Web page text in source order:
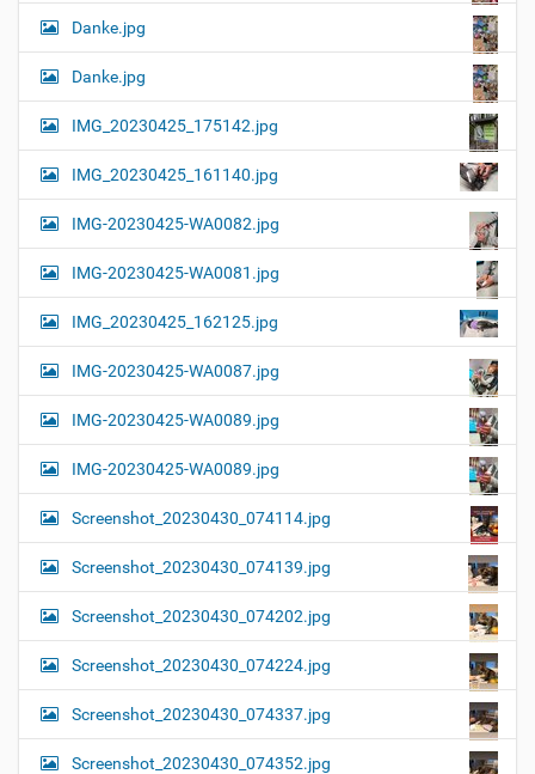
Danke.jpg
Danke.jpg
IMG_20230425_175142.jpg
IMG_20230425_161140.jpg
IMG-20230425-WA0082.jpg
IMG-20230425-WA0081.jpg
IMG_20230425_162125.jpg
IMG-20230425-WA0087.jpg
IMG-20230425-WA0089.jpg
IMG-20230425-WA0089.jpg
Screenshot_20230430_074114.jpg
Screenshot_20230430_074139.jpg
Screenshot_20230430_074202.jpg
Screenshot_20230430_074224.jpg
Screenshot_20230430_074337.jpg
Screenshot_20230430_074352.jpg